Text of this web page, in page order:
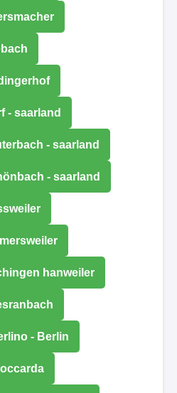
- saarland
- saarland
- saarland
hanweiler
- Berlin